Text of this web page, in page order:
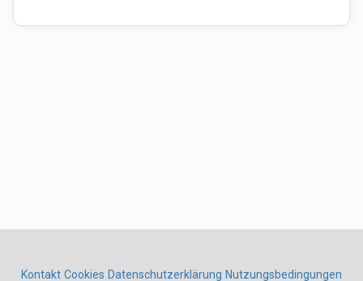
Kontakt Cookies Datenschutzerklärung Nutzungsbedingungen